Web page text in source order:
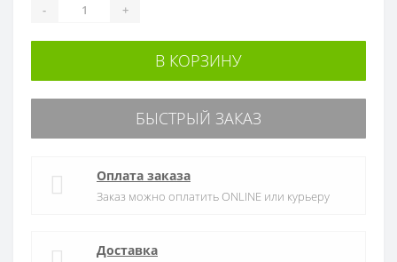
- +
В КОРЗИНУ
БЫСТРЫЙ ЗАКАЗ
Оплата заказа
Заказ можно оплатить ONLINE или курьеру
Доставка